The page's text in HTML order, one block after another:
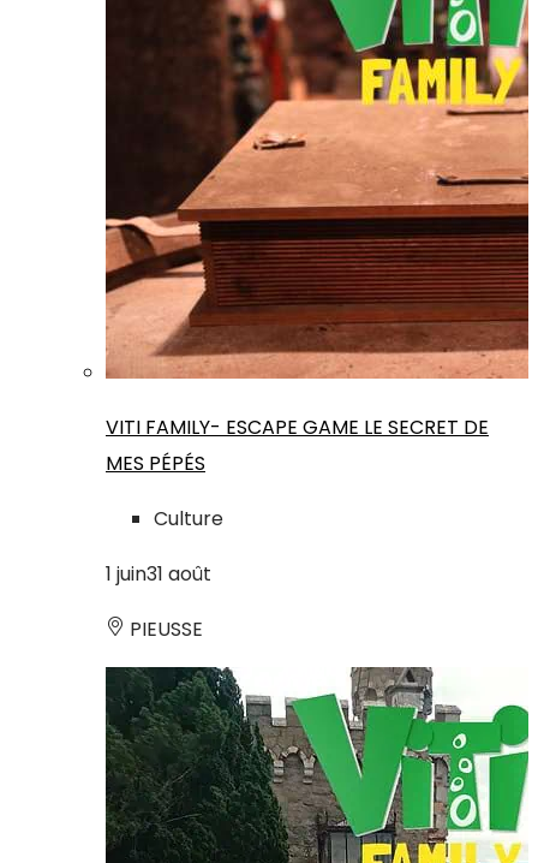
VITI FAMILY- ESCAPE GAME LE SECRET DE
MES PÉPÉS
Culture
1 juin31 août
PIEUSSE